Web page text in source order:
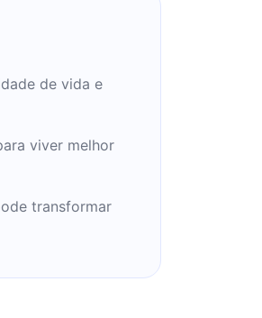
de vida e
viver melhor
transformar